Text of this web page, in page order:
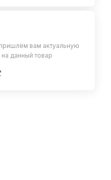
вам актуальную
данный товар